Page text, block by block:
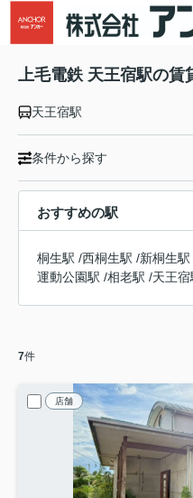
上毛電鉄 天王宿駅の賃
天王宿駅
条件から探す
おすすめの駅
桐生駅 /西桐生駅 /新桐生駅
運動公園駅 /相老駅 /天王宿
7件
店舗